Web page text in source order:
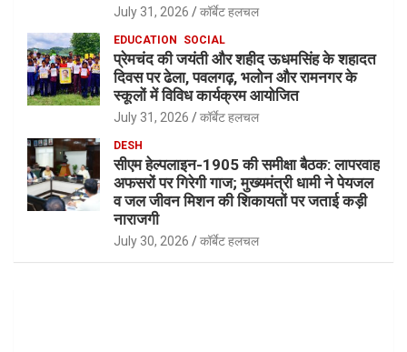
July 31, 2026 कॉर्बेट हलचल
EDUCATION SOCIAL
प्रेमचंद की जयंती और शहीद ऊधमसिंह के शहादत
दिवस पर ढेला, पवलगढ़, भलोन और रामनगर के
स्कूलों में विविध कार्यक्रम आयोजित
July 31, 2026 कॉर्बेट हलचल
DESH
सीएम हेल्पलाइन-1905 की समीक्षा बैठक: लापरवाह
अफसरों पर गिरेगी गाज; मुख्यमंत्री धामी ने पेयजल
व जल जीवन मिशन की शिकायतों पर जताई कड़ी
नाराजगी
July 30, 2026 कॉर्बेट हलचल